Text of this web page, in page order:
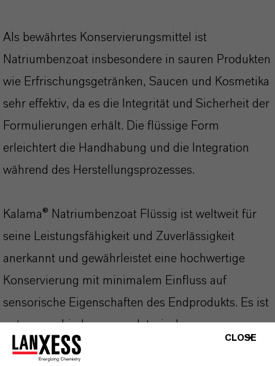
Als bewährtes Konservierungsmittel ist
Natriumbenzoat insbesondere in sauren Produkten
wie Erfrischungsgetränken, Saucen und Kosmetika
sehr effektiv, da es die Integrität und Sicherheit der
Formulierungen erhält. Die flüssige Form
erleichtert die Handhabung und die Integration
während des Herstellungsprozesses.
Kalama® Natriumbenzoat Flüssig ist weltweit für
seine Leistungsfähigkeit und Zuverlässigkeit
anerkannt und gewährleistet eine hochwertige
Konservierung mit minimalem Einfluss auf
sensorische Eigenschaften des Endprodukts. Es ist
unter verschiedenen regulatorischen
Rahmenbedingungen zugelassen und erfüllt die
CLOSE